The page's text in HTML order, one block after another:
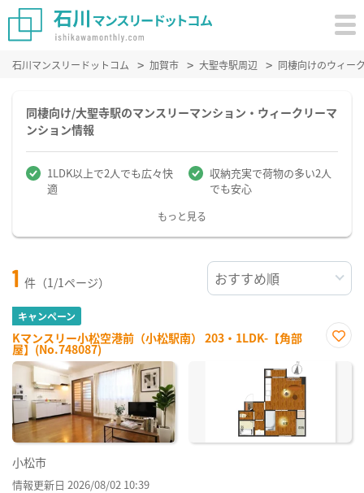
石川マンスリードットコム 加賀市 大聖寺駅周辺 同棲向けのウィー
同棲向け/大聖寺駅のマンスリーマンション・ウィークリーマ
ンション情報
1LDK以上で2人でも広々快
適
収納充実で荷物の多い2人
でも安心
もっと見る
1 件（1/1ページ）
キャンペーン
Kマンスリー小松空港前（小松駅南） 203・1LDK-【角部
屋】(No.748087)
に入
小松市
情報更新日 2026/08/02 10:39